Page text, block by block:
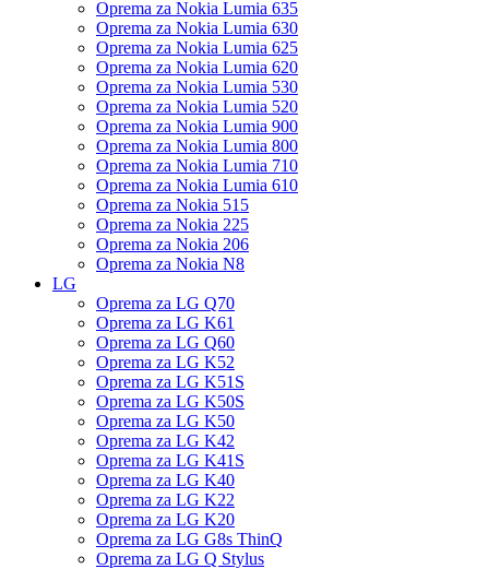
Oprema za Nokia Lumia 635
Oprema za Nokia Lumia 630
Oprema za Nokia Lumia 625
Oprema za Nokia Lumia 620
Oprema za Nokia Lumia 530
Oprema za Nokia Lumia 520
Oprema za Nokia Lumia 900
Oprema za Nokia Lumia 800
Oprema za Nokia Lumia 710
Oprema za Nokia Lumia 610
Oprema za Nokia 515
Oprema za Nokia 225
Oprema za Nokia 206
Oprema za Nokia N8
LG
Oprema za LG Q70
Oprema za LG K61
Oprema za LG Q60
Oprema za LG K52
Oprema za LG K51S
Oprema za LG K50S
Oprema za LG K50
Oprema za LG K42
Oprema za LG K41S
Oprema za LG K40
Oprema za LG K22
Oprema za LG K20
Oprema za LG G8s ThinQ
Oprema za LG Q Stylus